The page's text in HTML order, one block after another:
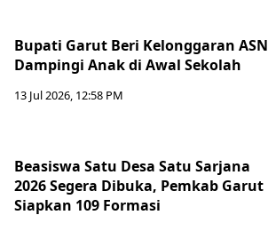
Bupati Garut Beri Kelonggaran ASN
Dampingi Anak di Awal Sekolah
13 Jul 2026, 12:58 PM
Beasiswa Satu Desa Satu Sarjana
2026 Segera Dibuka, Pemkab Garut
Siapkan 109 Formasi